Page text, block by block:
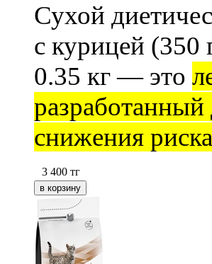
Сухой
с курицей (350
0.35 кг— это
снижения
3 400 тг